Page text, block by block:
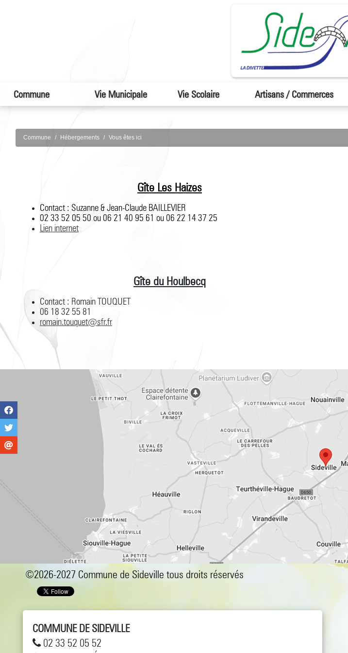
Commune Vie Municipale Vie Scolaire Artisans / Commerces
Commune Hébergements Vous êtes ici
Gîte Les Haizes
Contact : Suzanne & Jean-Claude BAILLEVIER
02 33 52 05 50 ou 06 21 40 95 61 ou 06 22 14 37 25
Lien internet
Gîte du Houlbecq
Contact : Romain TOUQUET
06 18 32 55 81
romain.touquet@sfr.fr
©2026-2027 Commune de Sideville tous droits réservés
COMMUNE DE SIDEVILLE
02 33 52 05 52